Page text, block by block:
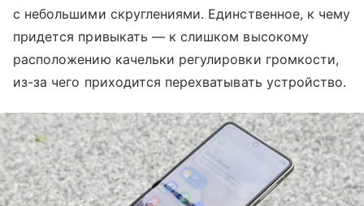
с небольшими скруглениями. Единственное, к чему
придется привыкать — к слишком высокому
расположению качельки регулировки громкости,
из-за чего приходится перехватывать устройство.